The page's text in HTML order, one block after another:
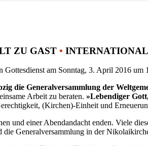
ZU GAST •
Gottesdienst am Sonntag, 3. April 2016
die Generalversammlung der
Arbeit zu beraten. »Lebendiger
(Kirchen)-Einheit und
und einer Abendandacht enden. Viele
Generalversammlung in der